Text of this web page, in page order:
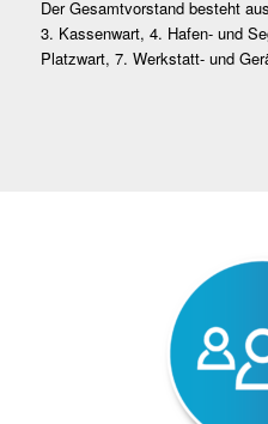
Der Gesamtvorstand besteht
3. Kassenwart, 4. Hafen- und
Platzwart, 7. Werkstatt- und